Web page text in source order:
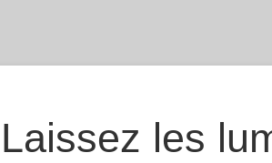
Laissez les